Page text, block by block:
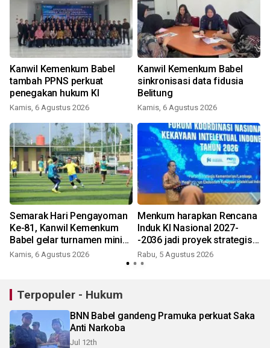
Kanwil Kemenkum Babel
tambah PPNS perkuat
penegakan hukum KI
Kamis, 6 Agustus 2026
Kanwil Kemenkum Babel
sinkronisasi data fidusia
Belitung
Kamis, 6 Agustus 2026
Semarak Hari Pengayoman
Ke-81, Kanwil Kemenkum
Babel gelar turnamen mini
soccer
Kamis, 6 Agustus 2026
Menkum harapkan Rencana
Induk KI Nasional 2027-
-2036 jadi proyek strategis
nasional
Rabu, 5 Agustus 2026
Terpopuler - Hukum
BNN Babel gandeng Pramuka perkuat Saka
Anti Narkoba
Jul 12th